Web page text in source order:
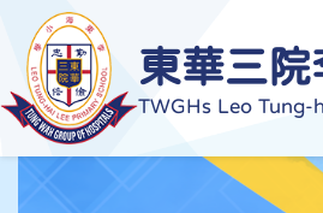
東華三
TWGHs Leo Tung-